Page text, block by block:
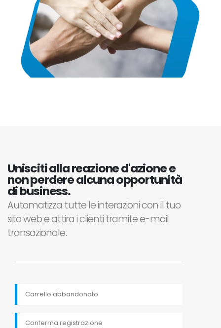
Unisciti alla reazione d'azione e
non perdere alcuna opportunità
di business.
Automatizza tutte le interazioni con il tuo
sito web e attira i clienti tramite e-mail
transazionale.
Carrello abbandonato
Conferma registrazione